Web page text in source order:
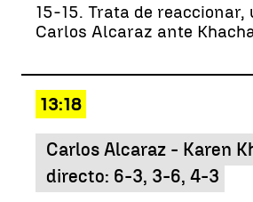
15-15. Trata de reaccionar,
Carlos Alcaraz ante
13:18
Carlos Alcaraz - Karen
directo: 6-3, 3-6, 4-3